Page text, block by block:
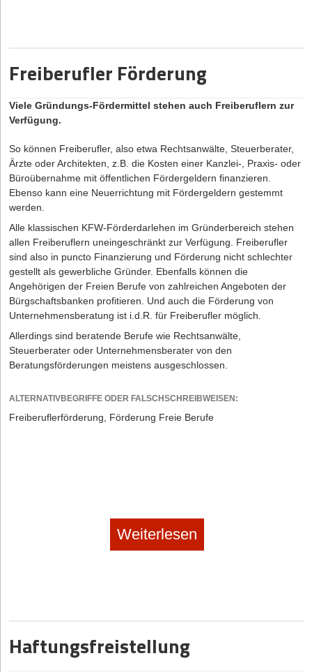
Freiberufler Förderung
Viele Gründungs-Fördermittel stehen auch Freiberuflern zur
Verfügung.
So können Freiberufler, also etwa Rechtsanwälte, Steuerberater,
Ärzte oder Architekten, z.B. die Kosten einer Kanzlei-, Praxis- oder
Büroübernahme mit öffentlichen Fördergeldern finanzieren.
Ebenso kann eine Neuerrichtung mit Fördergeldern gestemmt
werden.
Alle klassischen KFW-Förderdarlehen im Gründerbereich stehen
allen Freiberuflern uneingeschränkt zur Verfügung. Freiberufler
sind also in puncto Finanzierung und Förderung nicht schlechter
gestellt als gewerbliche Gründer. Ebenfalls können die
Angehörigen der Freien Berufe von zahlreichen Angeboten der
Bürgschaftsbanken profitieren. Und auch die Förderung von
Unternehmensberatung ist i.d.R. für Freiberufler möglich.
Allerdings sind beratende Berufe wie Rechtsanwälte,
Steuerberater oder Unternehmensberater von den
Beratungsförderungen meistens ausgeschlossen.
ALTERNATIVBEGRIFFE ODER FALSCHSCHREIBWEISEN:
Freiberuflerförderung, Förderung Freie Berufe
Weiterlesen
Haftungsfreistellung